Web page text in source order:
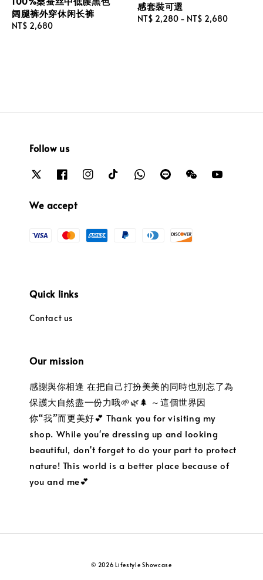
阔腿裤外穿休闲长裤
Regular
NT$ 2,680
感套裝可選
Regular
NT$ 2,280 - NT$ 2,680
Follow us
We accept
Quick links
Contact us
Our mission
感謝與你相逢 在把自己打扮美美的同時也別忘了為
保護大自然盡一份力哦🌱🌿🌲 ～這個世界因
你“我”而更美好💕 Thank you for visiting my
shop. While you're dressing up and looking
beautiful, don't forget to do your part to protect
nature! This world is a better place because of
you and me💕
© 2026 Lifestyle Showcase